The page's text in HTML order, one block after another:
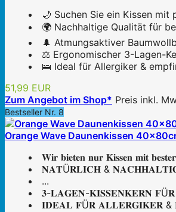
🌙 Suchen Sie ein Kissen
🌍 Nachhaltige Qualität für
🌲 Atmungsaktiver
⚖️ Ergonomischer 3-Lagen-
🛌 Ideal für Allergiker &
51,99 EUR
Zum Angebot im Shop* Preis inkl.
Bestseller Nr. 8
Orange Wave Daunenkissen
𝐖𝐢𝐫 𝐛𝐢𝐞𝐭𝐞𝐧 𝐧𝐮𝐫 𝐊𝐢𝐬𝐬𝐞𝐧 𝐦𝐢𝐭
𝐍𝐀𝐓Ü𝐑𝐋𝐈𝐂𝐇 & 𝐍𝐀𝐂𝐇𝐇𝐀𝐋𝐓𝐈𝐆
...
𝟑-𝐋𝐀𝐆𝐄𝐍-𝐊𝐈𝐒𝐒𝐄𝐍𝐊𝐄𝐑𝐍
𝐈𝐃𝐄𝐀𝐋 𝐅Ü𝐑 𝐀𝐋𝐋𝐄𝐑𝐆𝐈𝐊𝐄𝐑 &